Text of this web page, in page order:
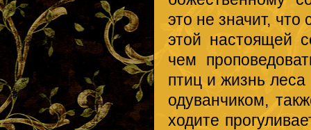
это не значит,
этой настоящей
чем
птиц и жизнь
одуванчиком,
ходите